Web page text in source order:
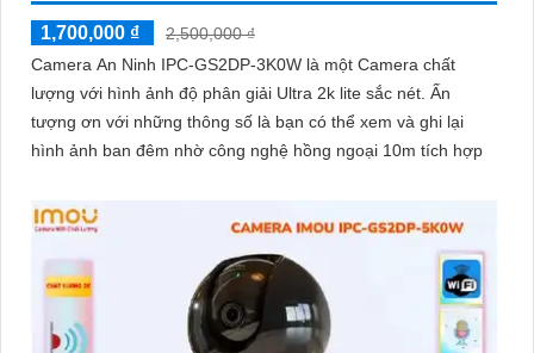
1,700,000 ₫
2,500,000 ₫
Camera An Ninh IPC-GS2DP-3K0W là một Camera chất
lượng với hình ảnh độ phân giải Ultra 2k lite sắc nét. Ấn
tượng ơn với những thông số là bạn có thể xem và ghi lại
hình ảnh ban đêm nhờ công nghệ hồng ngoại 10m tích hợp